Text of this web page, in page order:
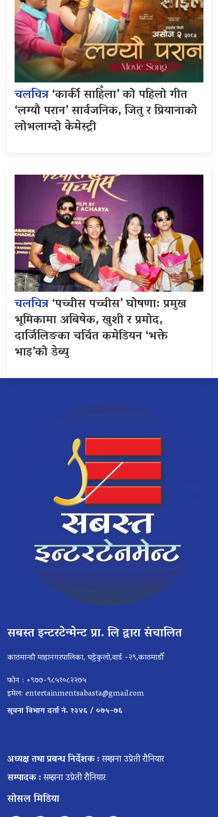
चलचित्र‘कार्की साहिँला’ को पहिलो गीत
‘लग्यौ परान’ सार्वजनिक, जितु र प्रियानाको
लोभलाग्दो केमेस्ट्री
चलचित्र‘पच्चीस पच्चीस’ घोषणा: प्रमुख
भूमिकामा अबिषेक, खुशी र प्रमोद,
दार्जिलिङका चर्चित कमेडियन ‘भक्ते
भाइ’को डेब्यु
सबस्त इन्टरटेन्मेन्ट प्रा. लि द्वारा संचालित
काठमान्डौ माहानगरपालिका, घट्टेकुलो,वार्ड -२९,काठमाडौँ
फोन : +९७७-९८५१०८२२७५
इमेल: entertainmentsabasta@gmail.com
सूचना विभाग दर्ता नं. १३४६ / ०७५–७६
अध्यक्ष तथा प्रबन्ध निर्देशक :सम्झना उप्रेती रौनियार
सम्पादक :सम्झना उप्रेती रौनियार
सोसल मिडिया